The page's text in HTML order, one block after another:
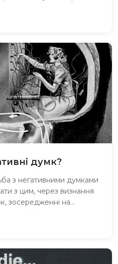
думк?
з негативними думками
з цим, через визнання
зосередженні на
самоприйнятті,
допомогою.